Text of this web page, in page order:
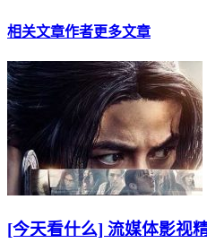
相关文章作者更多文章
[今天看什么] 流媒体影视